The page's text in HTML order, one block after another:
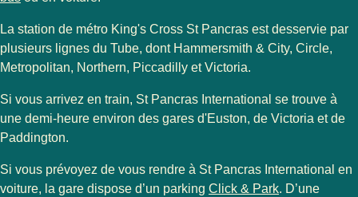
La station de métro King's Cross St Pancras est desservie par
plusieurs lignes du Tube, dont Hammersmith & City, Circle,
Metropolitan, Northern, Piccadilly et Victoria.
Si vous arrivez en train, St Pancras International se trouve à
une demi-heure environ des gares d'Euston, de Victoria et de
Paddington.
Si vous prévoyez de vous rendre à St Pancras International en
voiture, la gare dispose d’un parking Click & Park( Ouvre un
. D’une